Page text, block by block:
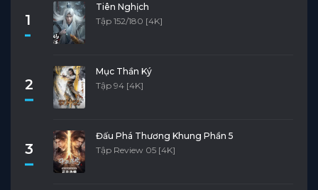
1
Tiên Nghịch
Tập 152/180 [4K]
2
Mục Thần Ký
Tập 94 [4K]
3
Đấu Phá Thương Khung Phần 5
Tập Review 05 [4K]